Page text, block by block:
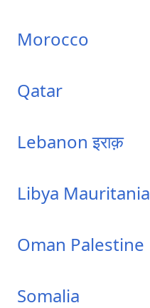
Morocco
Qatar
Lebanon इराक़
Libya Mauritania
Oman Palestine
Somalia